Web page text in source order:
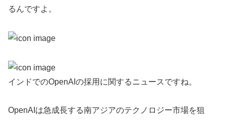
るんですよ。
インドでのOpenAIの採用に関するニュースですね。
OpenAIは急成長する南アジアのテクノロジー市場を狙